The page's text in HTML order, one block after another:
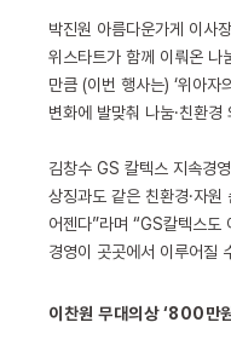
박진원 아름다운가게 이사
위스타트가 함께 이뤄온 나
만큼 (이번 행사는) ‘위아자
변화에 발맞춰 나눔·친환
김창수 GS 칼텍스 지속경
상징과도 같은 친환경·자원
어젠다”라며 “GS칼텍스도
경영이 곳곳에서 이루어질
이찬원 무대의상 ‘800만